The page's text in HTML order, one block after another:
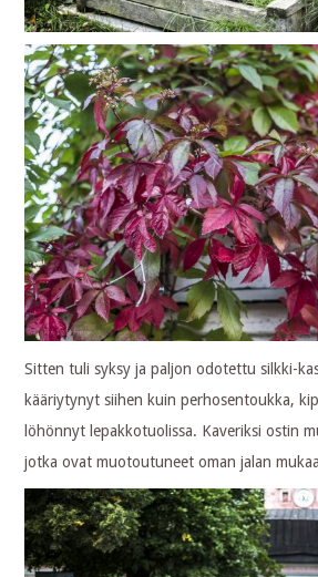
Sitten tuli syksy ja paljon odotettu silkki-
kääriytynyt siihen kuin perhosentoukka,
löhönnyt lepakkotuolissa. Kaveriksi ostin
jotka ovat muotoutuneet oman jalan